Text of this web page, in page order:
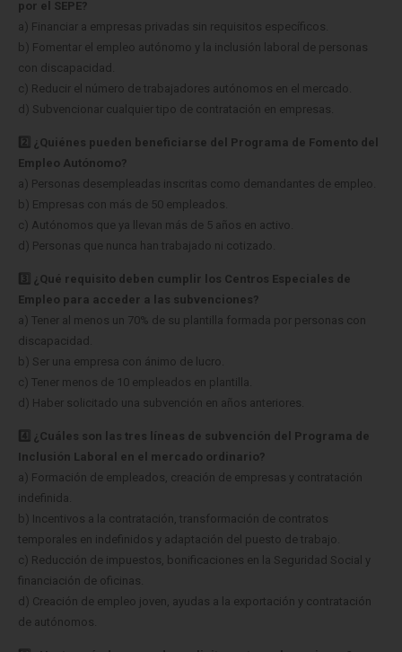
por el SEPE?
a) Financiar a empresas privadas sin requisitos específicos.
b) Fomentar el empleo autónomo y la inclusión laboral de personas
con discapacidad.
c) Reducir el número de trabajadores autónomos en el mercado.
d) Subvencionar cualquier tipo de contratación en empresas.
2️⃣ ¿Quiénes pueden beneficiarse del Programa de Fomento del
Empleo Autónomo?
a) Personas desempleadas inscritas como demandantes de empleo.
b) Empresas con más de 50 empleados.
c) Autónomos que ya llevan más de 5 años en activo.
d) Personas que nunca han trabajado ni cotizado.
3️⃣ ¿Qué requisito deben cumplir los Centros Especiales de
Empleo para acceder a las subvenciones?
a) Tener al menos un 70% de su plantilla formada por personas con
discapacidad.
b) Ser una empresa con ánimo de lucro.
c) Tener menos de 10 empleados en plantilla.
d) Haber solicitado una subvención en años anteriores.
4️⃣ ¿Cuáles son las tres líneas de subvención del Programa de
Inclusión Laboral en el mercado ordinario?
a) Formación de empleados, creación de empresas y contratación
indefinida.
b) Incentivos a la contratación, transformación de contratos
temporales en indefinidos y adaptación del puesto de trabajo.
c) Reducción de impuestos, bonificaciones en la Seguridad Social y
financiación de oficinas.
d) Creación de empleo joven, ayudas a la exportación y contratación
de autónomos.